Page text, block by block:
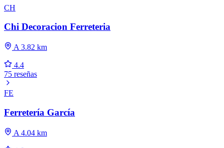
CH
Chi Decoracion Ferreteria
A 3.82 km
4.4
75 reseñas
FE
Ferretería García
A 4.04 km